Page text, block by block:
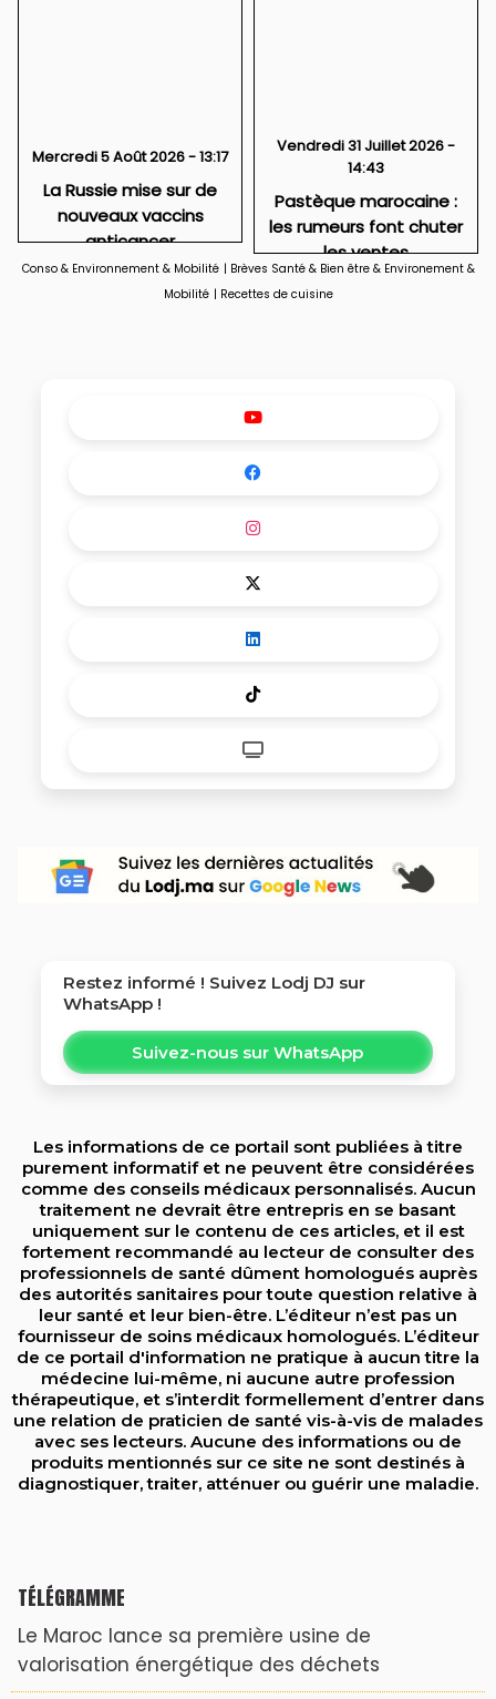
Mercredi 5 Août 2026 - 13:17
La Russie mise sur de
nouveaux vaccins
anticancer
Vendredi 31 Juillet 2026 -
14:43
Pastèque marocaine :
les rumeurs font chuter
les ventes
Conso & Environnement & Mobilité | Brèves Santé & Bien être & Environement &
Mobilité | Recettes de cuisine
Restez informé ! Suivez Lodj DJ sur
WhatsApp !
Suivez-nous sur WhatsApp
Les informations de ce portail sont publiées à titre
purement informatif et ne peuvent être considérées
comme des conseils médicaux personnalisés. Aucun
traitement ne devrait être entrepris en se basant
uniquement sur le contenu de ces articles, et il est
fortement recommandé au lecteur de consulter des
professionnels de santé dûment homologués auprès
des autorités sanitaires pour toute question relative à
leur santé et leur bien-être. L’éditeur n’est pas un
fournisseur de soins médicaux homologués. L’éditeur
de ce portail d'information ne pratique à aucun titre la
médecine lui-même, ni aucune autre profession
thérapeutique, et s’interdit formellement d’entrer dans
une relation de praticien de santé vis-à-vis de malades
avec ses lecteurs. Aucune des informations ou de
produits mentionnés sur ce site ne sont destinés à
diagnostiquer, traiter, atténuer ou guérir une maladie.
TÉLÉGRAMME
Le Maroc lance sa première usine de
valorisation énergétique des déchets